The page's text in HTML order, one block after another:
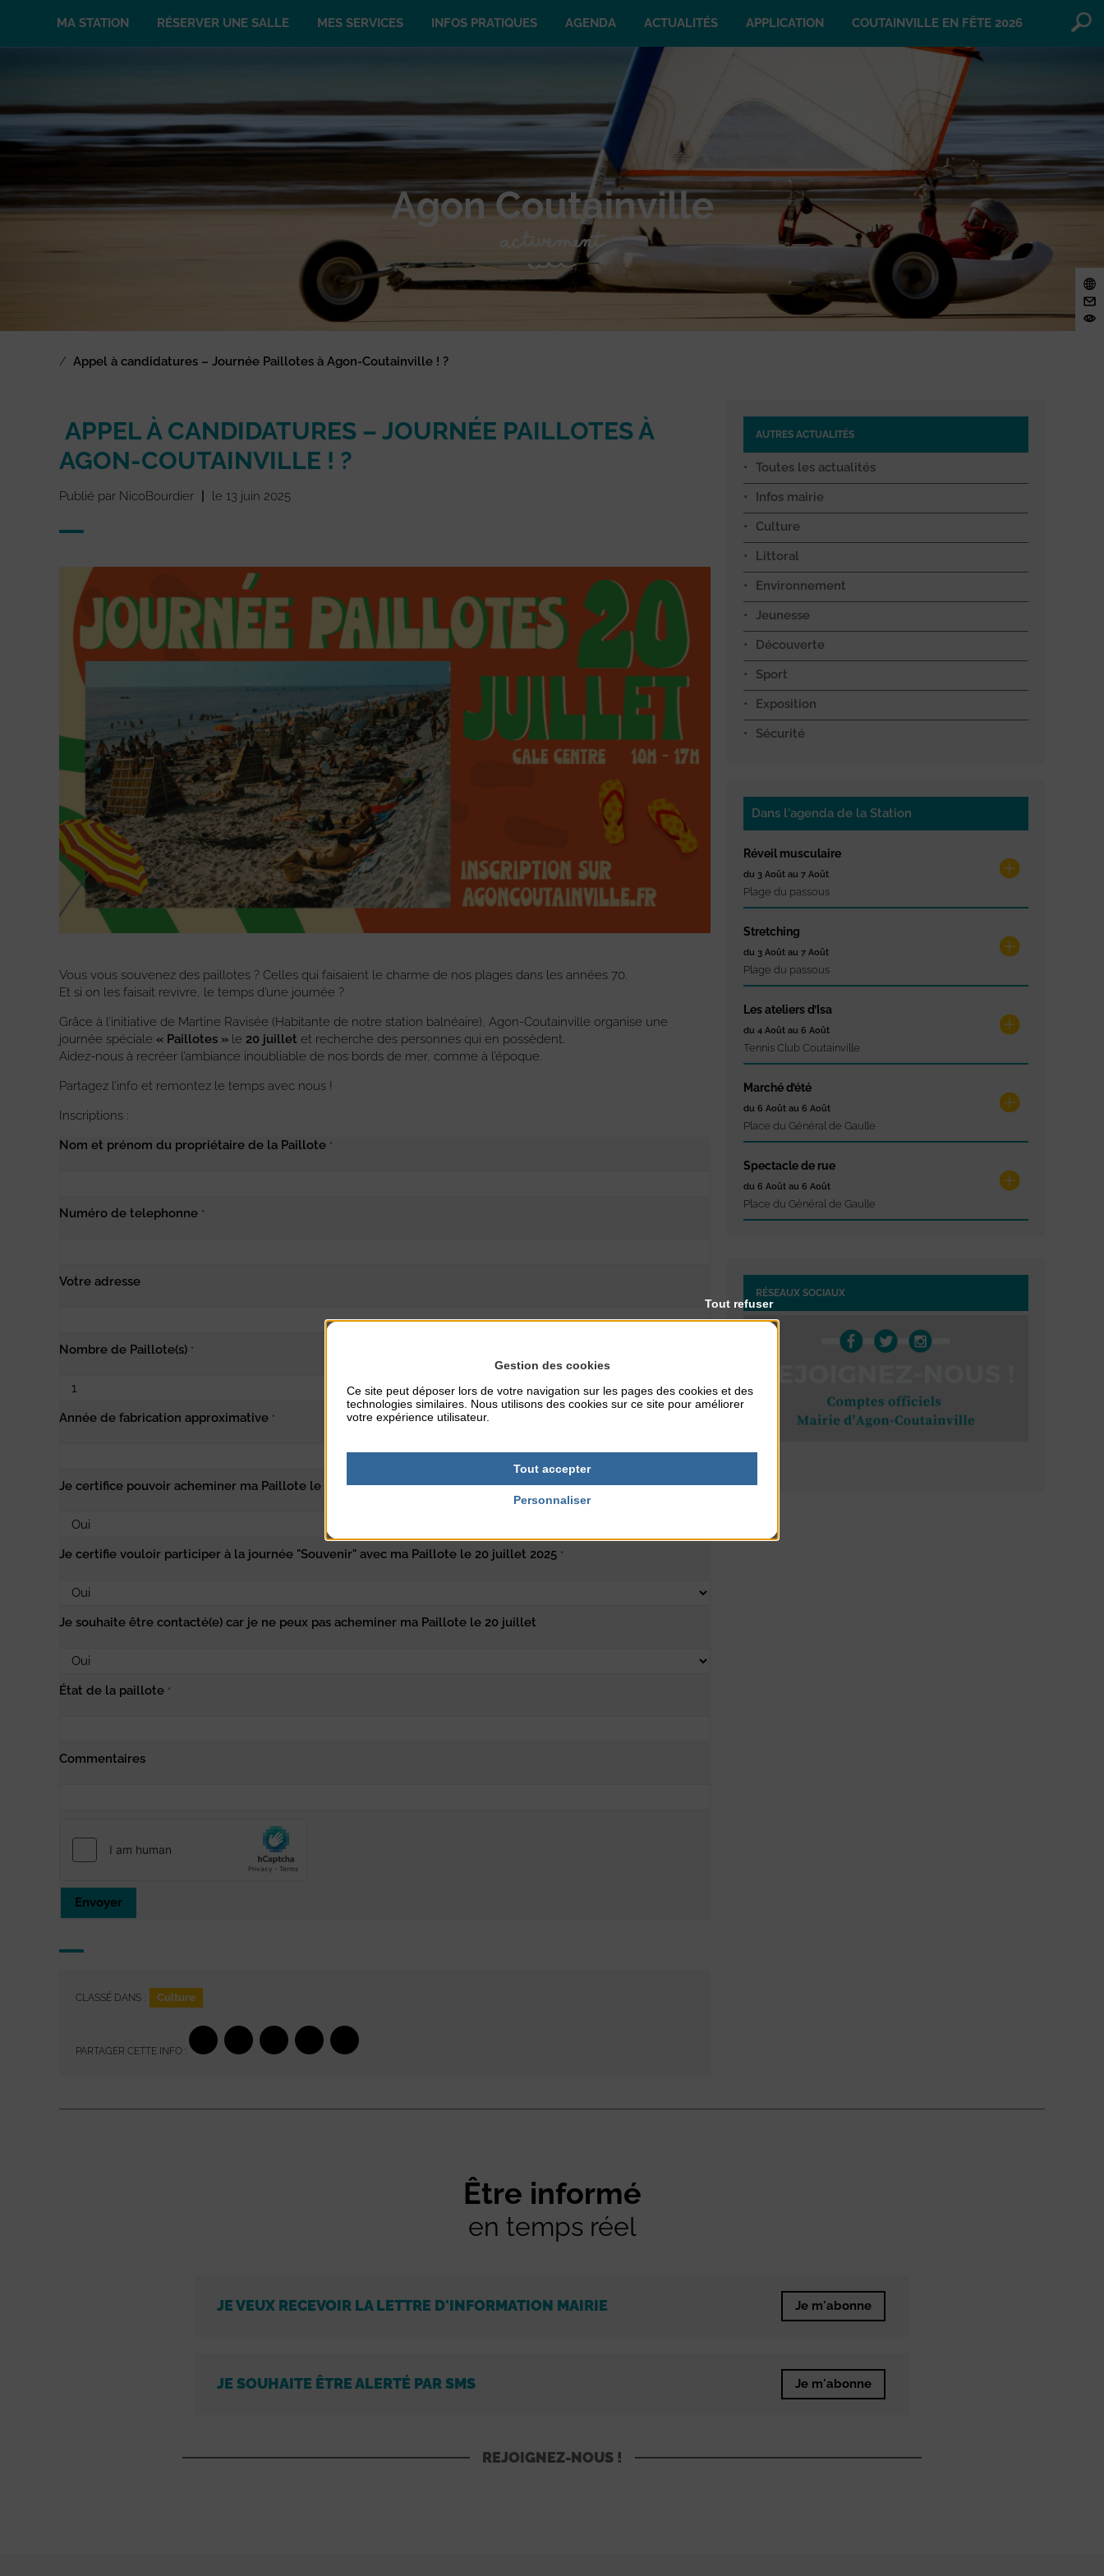
MA STATION RÉSERVER UNE SALLE MES SERVICES INFOS PRATIQUES AGENDA ACTUALITÉS APPLICATION COUTAINVILLE EN FÊTE 2026
/ Appel à candidatures – Journée Paillotes à Agon-Coutainville ! ?
APPEL À CANDIDATURES – JOURNÉE PAILLOTES À
AGON-COUTAINVILLE ! ?
Publié par NicoBourdier le 13 juin 2025
Vous vous souvenez des paillotes ? Celles qui faisaient le charme de nos plages dans les années 70.
Et si on les faisait revivre, le temps d’une journée ?
Grâce à l’initiative de Martine Ravisée (Habitante de notre station balnéaire), Agon-Coutainville organise une
journée spéciale « Paillotes » le 20 juillet et recherche des personnes qui en possèdent.
Aidez-nous à recréer l’ambiance inoubliable de nos bords de mer, comme à l’époque.
Partagez l’info et remontez le temps avec nous !
Inscriptions :
Nom et prénom du propriétaire de la Paillote *
Numéro de telephonne *
Votre adresse
Nombre de Paillote(s) *
Année de fabrication approximative *
Je certifice pouvoir acheminer ma Paillote le 20 juillet 2025(entre 9H et 9H45)*
Je certifie vouloir participer à la journée "Souvenir" avec ma Paillote le 20 juillet 2025 *
Je souhaite être contacté(e) car je ne peux pas acheminer ma Paillote le 20 juillet
État de la paillote *
Commentaires
Envoyer
CLASSÉ DANS : Culture
PARTAGER CETTE INFO :
AUTRES ACTUALITÉS
Toutes les actualités
Infos mairie
Culture
Littoral
Environnement
Jeunesse
Découverte
Sport
Exposition
Sécurité
Dans l'agenda de la Station
Réveil musculaire
du 3 Août au 7 Août
Plage du passous
Stretching
du 3 Août au 7 Août
Plage du passous
Les ateliers d’Isa
du 4 Août au 6 Août
Tennis Club Coutainville
Marché d’été
du 6 Août au 6 Août
Place du Général de Gaulle
Spectacle de rue
du 6 Août au 6 Août
Place du Général de Gaulle
RÉSEAUX SOCIAUX
Être informé
en temps réel
JE VEUX RECEVOIR LA LETTRE D'INFORMATION MAIRIE Je m'abonne
JE SOUHAITE ÊTRE ALERTÉ PAR SMS Je m'abonne
REJOIGNEZ-NOUS !
Gestion des cookies
Ce site peut déposer lors de votre navigation sur les pages des cookies et des
technologies similaires. Nous utilisons des cookies sur ce site pour améliorer
votre expérience utilisateur.
Tout accepter
Tout refuser
Personnaliser